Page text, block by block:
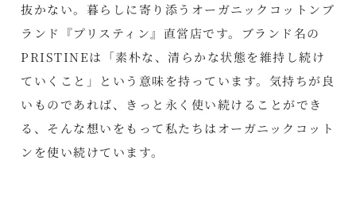
抜かない。暮らしに寄り添うオーガニックコットンブ
ランド『プリスティン』直営店です。ブランド名の
PRISTINEは「素朴な、清らかな状態を維持し続け
ていくこと」という意味を持っています。気持ちが良
いものであれば、きっと永く使い続けることができ
る、そんな想いをもって私たちはオーガニックコット
ンを使い続けています。